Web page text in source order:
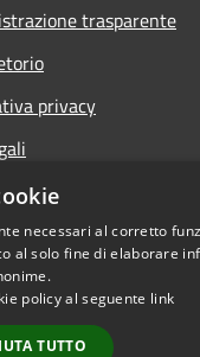
trasparente
privacy
di accessibilità
necessari al corretto
al solo fine di elaborare
policy al seguente link
TUTTO